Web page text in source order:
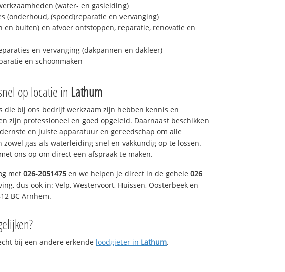
(water- en gasleiding)
(onderhoud, (spoed)reparatie en vervanging)
en buiten) en afvoer ontstoppen, reparatie, renovatie en
en vervanging (dakpannen en dakleer)
en schoonmaken
op locatie in Lathum
die bij ons bedrijf werkzaam zijn hebben kennis en
zijn professioneel en goed opgeleid. Daarnaast beschikken
en juiste apparatuur en gereedschap om alle
zowel gas als waterleiding snel en vakkundig op te lossen.
ons op om direct een afspraak te maken.
met 026-2051475 en we helpen je direct in de gehele 026
dus ook in: Velp, Westervoort, Huissen, Oosterbeek en
BC Arnhem.
bij een andere erkende loodgieter in Lathum.